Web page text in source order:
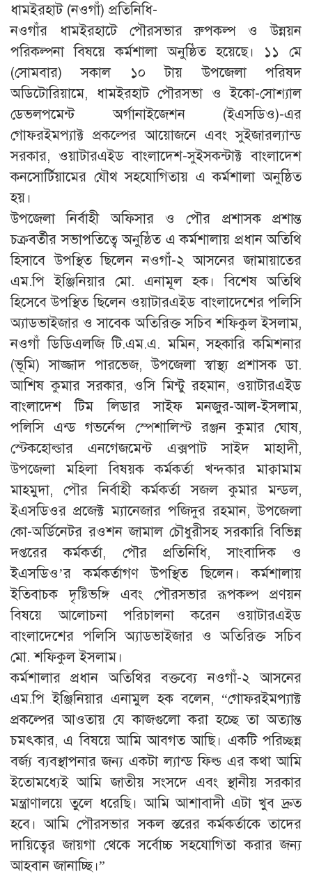
ধামইরহাট (নওগাঁ) প্রতিনিধি-
নওগাঁর ধামইরহাটে পৌরসভার রুপকল্প ও উন্নয়ন
পরিকল্পনা বিষয়ে কর্মশালা অনুষ্ঠিত হয়েছে। ১১ মে
(সোমবার) সকাল ১০ টায় উপজেলা পরিষদ
অডিটোরিয়ামে, ধামইরহাট পৌরসভা ও ইকো-সোশ্যাল
ডেভলপমেন্ট অর্গানাইজেশন (ইএসডিও)-এর
গোফরইমপ্যাক্ট প্রকল্পের আয়োজনে এবং সুইজারল্যান্ড
সরকার, ওয়াটারএইড বাংলাদেশ-সুইসকন্টাক্ট বাংলাদেশ
কনসোর্টিয়ামের যৌথ সহযোগিতায় এ কর্মশালা অনুষ্ঠিত
হয়।
উপজেলা নির্বাহী অফিসার ও পৌর প্রশাসক প্রশান্ত
চক্রবর্তীর সভাপতিত্বে অনুষ্ঠিত এ কর্মশালায় প্রধান অতিথি
হিসাবে উপস্থিত ছিলেন নওগাঁ-২ আসনের জামায়াতের
এম.পি ইঞ্জিনিয়ার মো. এনামূল হক। বিশেষ অতিথি
হিসেবে উপস্থিত ছিলেন ওয়াটারএইড বাংলাদেশের পলিসি
অ্যাডভাইজার ও সাবেক অতিরিক্ত সচিব শফিকুল ইসলাম,
নওগাঁ ডিডিএলজি টি.এম.এ. মমিন, সহকারি কমিশনার
(ভূমি) সাজ্জাদ পারভেজ, উপজেলা স্বাস্থ্য প্রশাসক ডা.
আশিষ কুমার সরকার, ওসি মিন্টু রহমান, ওয়াটারএইড
বাংলাদেশ টিম লিডার সাইফ মনজুর-আল-ইসলাম,
পলিসি এন্ড গভর্নেন্স স্পেশালিস্ট রঞ্জন কুমার ঘোষ,
স্টেকহোল্ডার এনগেজমেন্ট এক্সপাট সাইদ মাহাদী,
উপজেলা মহিলা বিষয়ক কর্মকর্তা খন্দকার মাক্বামাম
মাহমুদা, পৌর নির্বাহী কর্মকর্তা সজল কুমার মন্ডল,
ইএসডিওর প্রজেক্ট ম্যানেজার পজিদুর রহমান, উপজেলা
কো-অর্ডিনেটর রওশন জামাল চৌধুরীসহ সরকারি বিভিন্ন
দপ্তরের কর্মকর্তা, পৌর প্রতিনিধি, সাংবাদিক ও
ইএসডিও’র কর্মকর্তাগণ উপস্থিত ছিলেন। কর্মশালায়
ইতিবাচক দৃষ্টিভঙ্গি এবং পৌরসভার রূপকল্প প্রণয়ন
বিষয়ে আলোচনা পরিচালনা করেন ওয়াটারএইড
বাংলাদেশের পলিসি অ্যাডভাইজার ও অতিরিক্ত সচিব
মো. শফিকুল ইসলাম।
কর্মশালার প্রধান অতিথির বক্তব্যে নওগাঁ-২ আসনের
এম.পি ইঞ্জিনিয়ার এনামুল হক বলেন, “গোফরইমপ্যাক্ট
প্রকল্পের আওতায় যে কাজগুলো করা হচ্ছে তা অত্যান্ত
চমৎকার, এ বিষয়ে আমি আবগত আছি। একটি পরিচ্ছন্ন
বর্জ্য ব্যবস্থাপনার জন্য একটা ল্যান্ড ফিল্ড এর কথা আমি
ইতোমধ্যেই আমি জাতীয় সংসদে এবং স্থানীয় সরকার
মন্ত্রাণালয়ে তুলে ধরেছি। আমি আশাবাদী এটা খুব দ্রুত
হবে। আমি পৌরসভার সকল স্তরের কর্মকর্তাকে তাদের
দায়িত্বের জায়গা থেকে সর্বোচ্চ সহযোগিতা করার জন্য
আহবান জানাচ্ছি।”